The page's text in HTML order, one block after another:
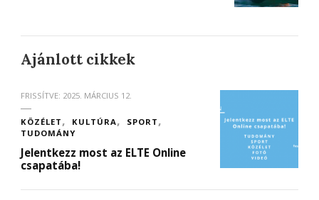
Ajánlott cikkek
FRISSÍTVE: 2025. MÁRCIUS 12.
KÖZÉLET KULTÚRA
SPORT
TUDOMÁNY
Jelentkezz most az ELTE Online
csapatába!